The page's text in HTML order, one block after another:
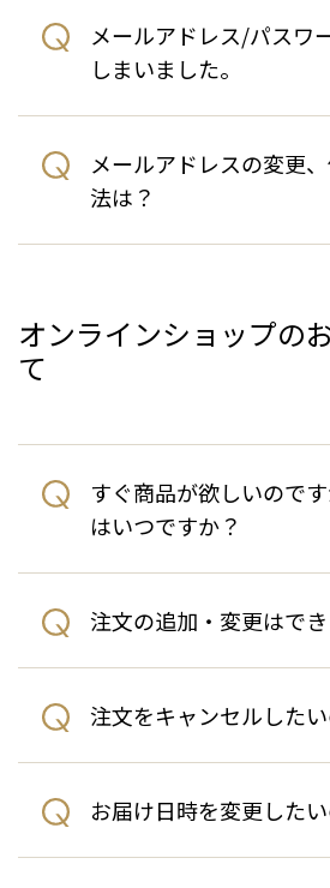
メールアドレス/パスワ
しまいました。
メールアドレスの変更
法は？
オンラインショップの
て
すぐ商品が欲しいので
はいつですか？
注文の追加・変更はで
注文をキャンセルしたい
お届け日時を変更したい